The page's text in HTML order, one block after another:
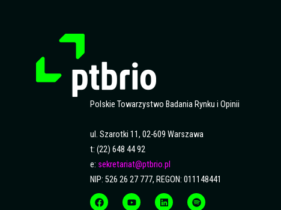
Polskie Towarzystwo Badania Rynku i Opinii
ul. Szarotki 11, 02-609 Warszawa
t: (22) 648 44 92
e: sekretariat@ptbrio.pl
NIP: 526 26 27 777, REGON: 011148441
F
a
Y
o
L
i
S
p